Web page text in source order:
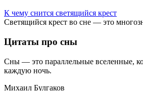
К чему снится светящийся крест
Светящийся крест во сне — это
Цитаты про сны
Сны — это параллельные вселенные,
каждую ночь.
Михаил Булгаков